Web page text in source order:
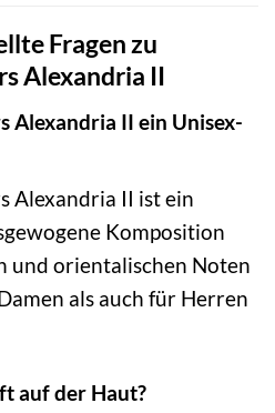
Fragen zu
Alexandria II
Alexandria II ein Unisex-
Alexandria II ist ein
Komposition
und orientalischen Noten
als auch für Herren
auf der Haut?